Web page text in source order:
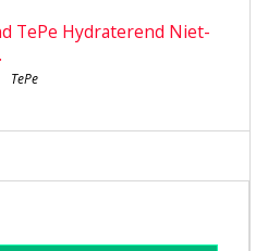
TePe Hydraterend Niet-
TePe